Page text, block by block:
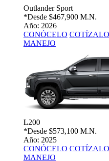
Outlander Sport
*Desde $467,900 M.N.
Año: 2026
CONÓCELO COTÍZALO
MANEJO
L200
*Desde $573,100 M.N.
Año: 2025
CONÓCELO COTÍZALO
MANEJO